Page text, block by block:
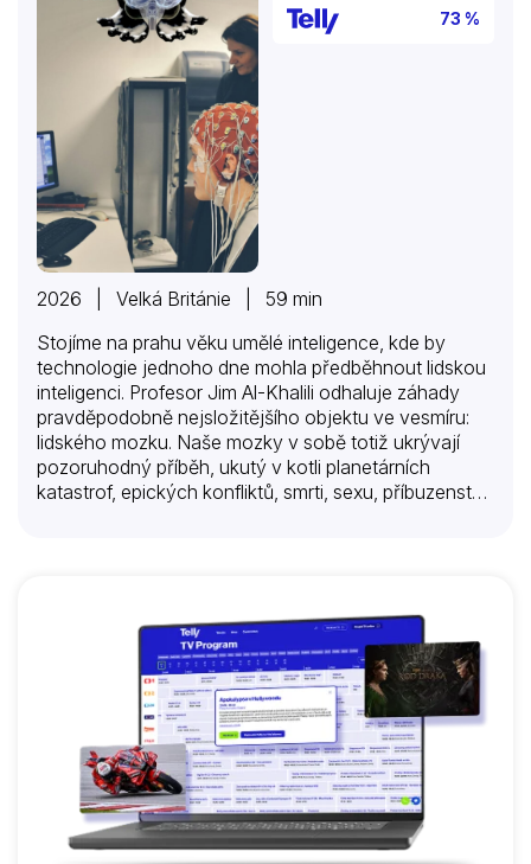
73 %
2026 | Velká Británie | 59 min
Stojíme na prahu věku umělé inteligence, kde by
technologie jednoho dne mohla předběhnout lidskou
inteligenci. Profesor Jim Al-Khalili odhaluje záhady
pravděpodobně nejsložitějšího objektu ve vesmíru:
lidského mozku. Naše mozky v sobě totiž ukrývají
pozoruhodný příběh, ukutý v kotli planetárních
katastrof, epických konfliktů, smrti, sexu, příbuzenství
vyvinula a formovala schopnost mozku pamatovat si;
jak když se červi choulí k sobě, používají stejné
chemikálie jako my, když se zamilujeme; a jak
soutěživost, přítelství, péče, hravost, zpěv a smích
pomohly vyvinout náš mozek.